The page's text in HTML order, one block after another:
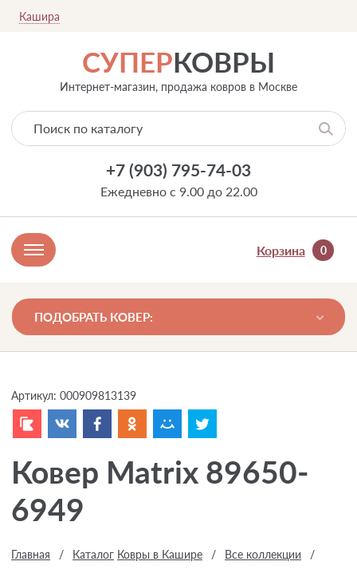
Кашира
СУПЕРКОВРЫ
Интернет-магазин, продажа ковров в Москве
+7 (903) 795-74-03
Ежедневно с 9.00 до 22.00
Корзина 0
ПОДОБРАТЬ КОВЕР:
Артикул: 000909813139
Ковер Matrix 89650-
6949
Главная / Каталог Ковры в Кашире / Все коллекции /